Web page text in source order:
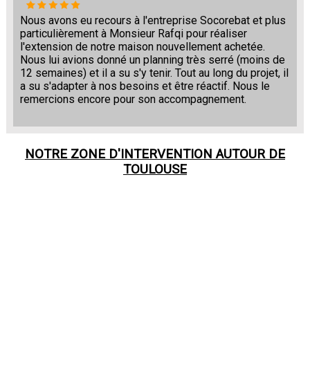
Nous avons eu recours à l'entreprise Socorebat et plus
particulièrement à Monsieur Rafqi pour réaliser
l'extension de notre maison nouvellement achetée.
Nous lui avions donné un planning très serré (moins de
12 semaines) et il a su s'y tenir. Tout au long du projet, il
a su s'adapter à nos besoins et être réactif. Nous le
remercions encore pour son accompagnement.
NOTRE ZONE D'INTERVENTION AUTOUR DE
TOULOUSE